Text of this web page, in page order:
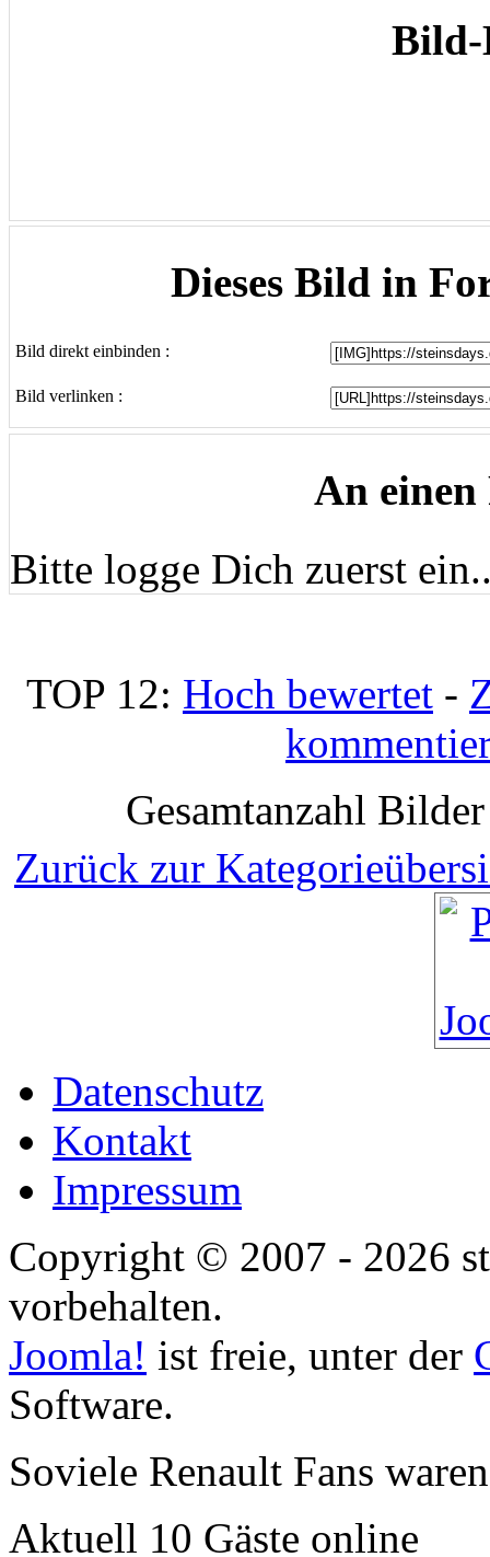
Bild-
Dieses Bild in
Bild direkt einbinden :
Bild verlinken :
An einen
Bitte logge Dich zuerst
TOP 12: Hoch bewertet -
Gesamtanzahl
Zurück zur
Datenschutz
Kontakt
Impressum
Copyright © 2007 - 2026
vorbehalten.
Joomla! ist freie, unter der
Software.
Soviele Renault Fans
Aktuell 10 Gäste online